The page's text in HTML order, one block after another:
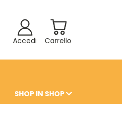
Carrello
Accedi
SHOP IN SHOP